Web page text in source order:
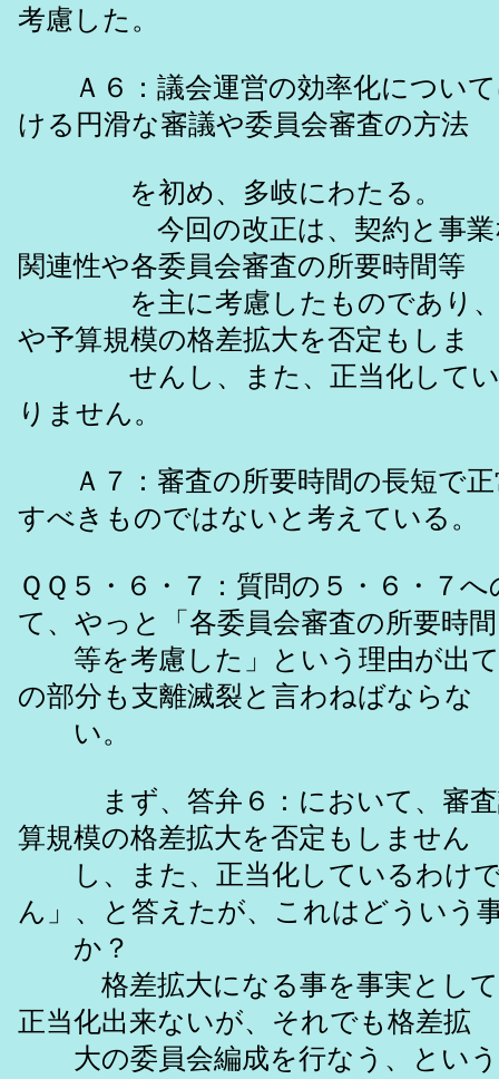
考慮した。
Ａ６：議会運営の効率化について
ける円滑な審議や委員会審査の方法
を初め、多岐にわたる。
今回の改正は、契約と事業な
関連性や各委員会審査の所要時間等
を主に考慮したものであり、
や予算規模の格差拡大を否定もしま
せんし、また、正当化してい
りません。
Ａ７：審査の所要時間の長短で正
すべきものではないと考えている。
ＱＱ５・６・７：質問の５・６・７
て、やっと「各委員会審査の所要時間
等を考慮した」という理由が出
の部分も支離滅裂と言わねばならな
い。
まず、答弁６：において、審査
算規模の格差拡大を否定もしません
し、また、正当化しているわけ
ん」、と答えたが、これはどういう
か？
格差拡大になる事を事実として
正当化出来ないが、それでも格差拡
大の委員会編成を行なう、という